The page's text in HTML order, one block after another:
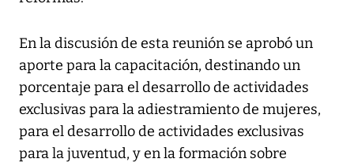
En la discusión de esta reunión se aprobó un
aporte para la capacitación, destinando un
porcentaje para el desarrollo de actividades
exclusivas para la adiestramiento de mujeres,
para el desarrollo de actividades exclusivas
para la juventud, y en la formación sobre